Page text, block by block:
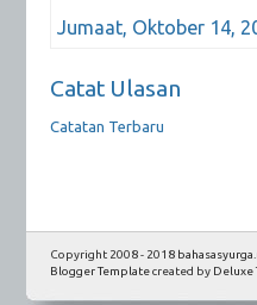
Jumaat, Oktober 14,
Catat Ulasan
Catatan Terbaru
Copyright 2008 - 2018
Blogger Templatecreated by Deluxe